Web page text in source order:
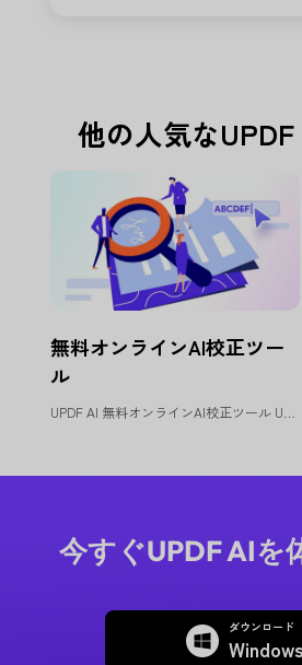
他の人気な
無料オンラインAI校正ツー
ル
今すぐUPDF AIを
ダウンロード
Windows